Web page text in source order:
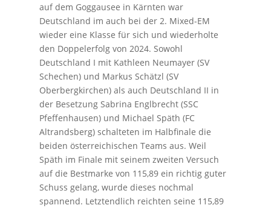
auf dem Goggausee in Kärnten war
Deutschland im auch bei der 2. Mixed-EM
wieder eine Klasse für sich und wiederholte
den Doppelerfolg von 2024. Sowohl
Deutschland I mit Kathleen Neumayer (SV
Schechen) und Markus Schätzl (SV
Oberbergkirchen) als auch Deutschland II in
der Besetzung Sabrina Englbrecht (SSC
Pfeffenhausen) und Michael Späth (FC
Altrandsberg) schalteten im Halbfinale die
beiden österreichischen Teams aus. Weil
Späth im Finale mit seinem zweiten Versuch
auf die Bestmarke von 115,89 ein richtig guter
Schuss gelang, wurde dieses nochmal
spannend. Letztendlich reichten seine 115,89